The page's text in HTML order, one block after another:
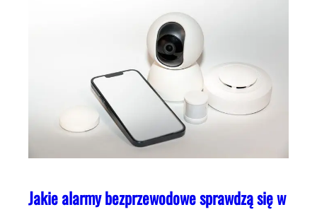
Jakie alarmy bezprzewodowe sprawdzą się w